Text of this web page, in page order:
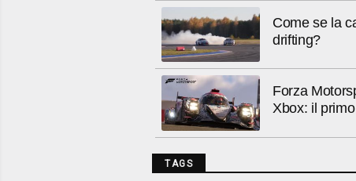
Come se la
drifting?
Forza
Xbox: il
TAGS